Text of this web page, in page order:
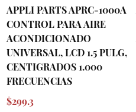
APPLI PARTS APRC-1000A
CONTROL PARA AIRE
ACONDICIONADO
UNIVERSAL, LCD 1.5 PULG,
CENTIGRADOS 1.000
FRECUENCIAS
$299.3